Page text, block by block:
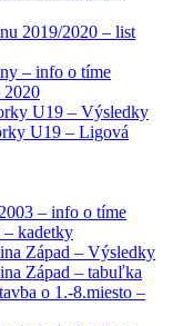
2019/2020 – list
– info o tíme
U19 – Výsledky
U19 – Ligová
– info o tíme
kadetky
Západ – Výsledky
Západ – tabuľka
o 1.-8.miesto –